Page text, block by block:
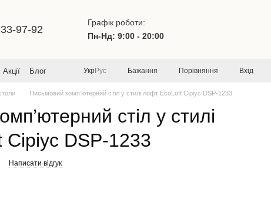
97-92
Графік роботи:
Пн-Нд: 9:00 - 20:00
Акції
Блог
УкрРус Бажання Порівняння Вхід
Письмовий комп’ютерний стіл у стилі лофт EcoLoft Сіріус DSP-1233
стіл у стилі
DSP-1233
Написати відгук